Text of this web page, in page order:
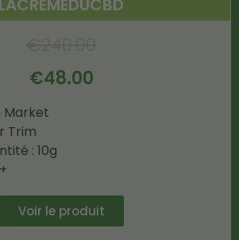
LACREMEDUCBD
€48.00
Market
Trim
: 10g
Voir le produit